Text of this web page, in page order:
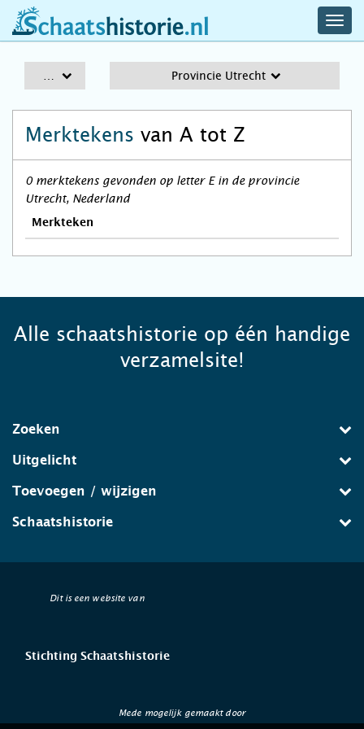
schaatshistorie.nl
Provincie Utrecht
Merktekens van A tot Z
0 merktekens gevonden op letter E in de provincie
Utrecht, Nederland
Merkteken
Alle schaatshistorie op één handige
verzamelsite!
Zoeken
Uitgelicht
Toevoegen / wijzigen
Schaatshistorie
Dit is een website van
Stichting Schaatshistorie
Mede mogelijk gemaakt door